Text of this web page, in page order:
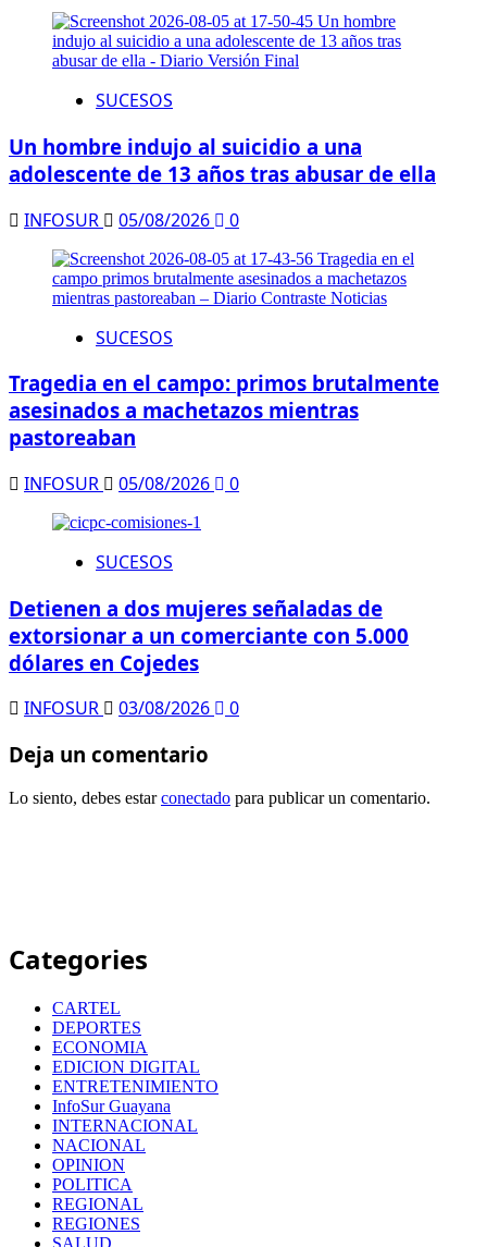
SUCESOS
Un hombre indujo al suicidio a una
adolescente de 13 años tras abusar de ella
INFOSUR 05/08/2026 0
SUCESOS
Tragedia en el campo: primos brutalmente
asesinados a machetazos mientras
pastoreaban
INFOSUR 05/08/2026 0
SUCESOS
Detienen a dos mujeres señaladas de
extorsionar a un comerciante con 5.000
dólares en Cojedes
INFOSUR 03/08/2026 0
Deja un comentario
Lo siento, debes estarconectado para publicar un comentario.
Categories
CARTEL
DEPORTES
ECONOMIA
EDICION DIGITAL
ENTRETENIMIENTO
InfoSur Guayana
INTERNACIONAL
NACIONAL
OPINION
POLITICA
REGIONAL
REGIONES
SALUD